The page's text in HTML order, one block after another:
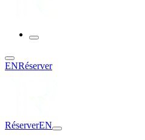
ENRéserver
RéserverEN